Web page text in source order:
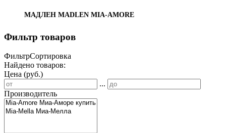
МАДЛЕН MADLEN MIA-AMORE
Фильтр товаров
ФильтрСортировка
Найдено товаров:
Цена (руб.)
...
Производитель